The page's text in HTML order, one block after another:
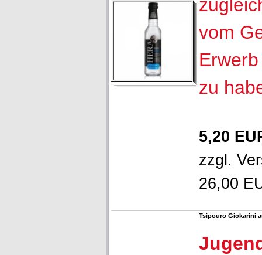
vom
zu
5,20
zzgl.
26,00
Tsipouro Giokarini